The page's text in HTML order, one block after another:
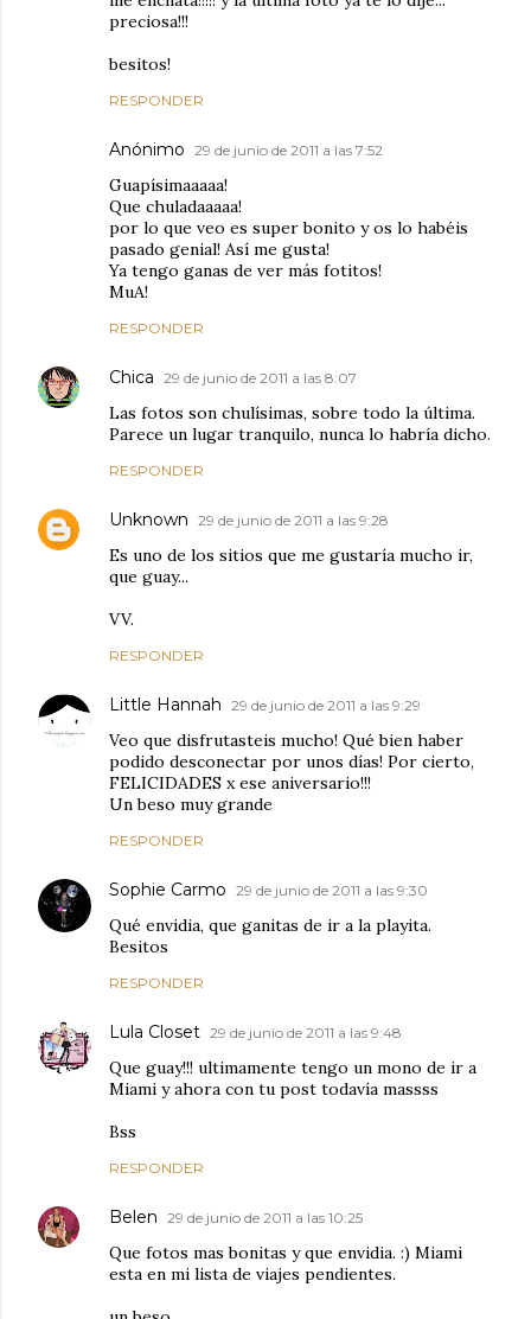
preciosa!!!
besitos!
RESPONDER
Anónimo 29 de junio de 2011 a las 7:52
Guapísimaaaaa!
Que chuladaaaaa!
por lo que veo es super bonito y os lo habéis
pasado genial! Así me gusta!
Ya tengo ganas de ver más fotitos!
MuA!
RESPONDER
Chica 29 de junio de 2011 a las 8:07
Las fotos son chulísimas, sobre todo la última.
Parece un lugar tranquilo, nunca lo habría dicho.
RESPONDER
Unknown 29 de junio de 2011 a las 9:28
Es uno de los sitios que me gustaría mucho ir,
que guay...
VV.
RESPONDER
Little Hannah 29 de junio de 2011 a las 9:29
Veo que disfrutasteis mucho! Qué bien haber
podido desconectar por unos días! Por cierto,
FELICIDADES x ese aniversario!!!
Un beso muy grande
RESPONDER
Sophie Carmo 29 de junio de 2011 a las 9:30
Qué envidia, que ganitas de ir a la playita.
Besitos
RESPONDER
Lula Closet 29 de junio de 2011 a las 9:48
Que guay!!! ultimamente tengo un mono de ir a
Miami y ahora con tu post todavía massss
Bss
RESPONDER
Belen 29 de junio de 2011 a las 10:25
Que fotos mas bonitas y que envidia. :) Miami
esta en mi lista de viajes pendientes.